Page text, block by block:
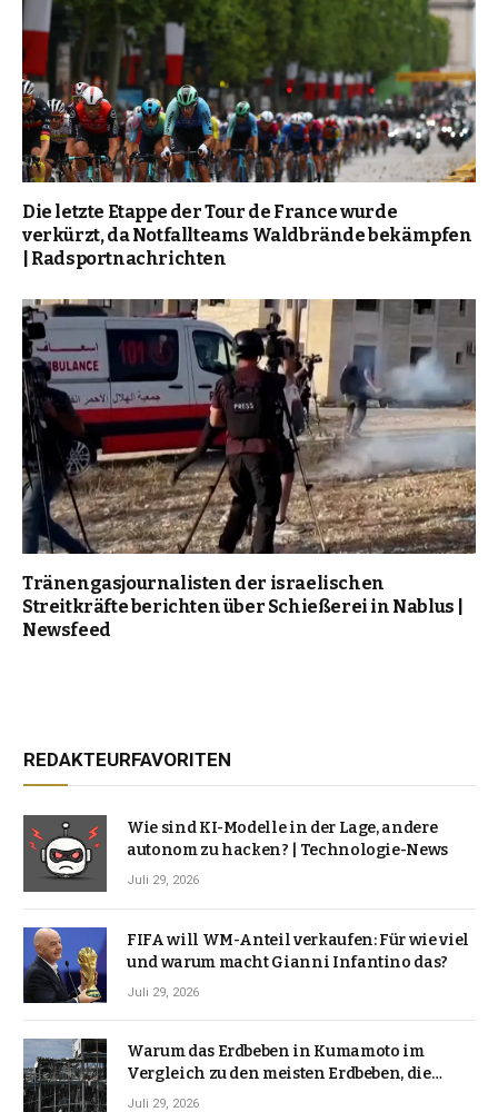
Die letzte Etappe der Tour de France wurde
verkürzt, da Notfallteams Waldbrände bekämpfen
| Radsportnachrichten
Tränengasjournalisten der israelischen
Streitkräfte berichten über Schießerei in Nablus |
Newsfeed
REDAKTEURFAVORITEN
Wie sind KI-Modelle in der Lage, andere
autonom zu hacken? | Technologie-News
Juli 29, 2026
FIFA will WM-Anteil verkaufen: Für wie viel
und warum macht Gianni Infantino das?
Juli 29, 2026
Warum das Erdbeben in Kumamoto im
Vergleich zu den meisten Erdbeben, die
Japan erschütterten, ungewöhnlich ist
Juli 29, 2026